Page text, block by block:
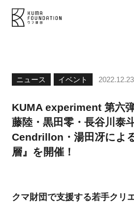
ニュース イベント 2022.12.23
KUMA experiment 第六
藤陸・黒田零・長谷川泰
Cendrillon・湯田冴によ
層』を開催！
クマ財団で支援する若手クリ